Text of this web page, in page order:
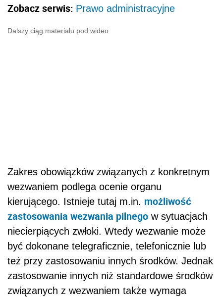
Zobacz serwis: Prawo administracyjne
Dalszy ciąg materiału pod wideo
Zakres obowiązków związanych z konkretnym
wezwaniem podlega ocenie organu
kierującego. Istnieje tutaj m.in. możliwość
zastosowania wezwania pilnego w sytuacjach
niecierpiących zwłoki. Wtedy wezwanie może
być dokonane telegraficznie, telefonicznie lub
też przy zastosowaniu innych środków. Jednak
zastosowanie innych niż standardowe środków
związanych z wezwaniem także wymaga